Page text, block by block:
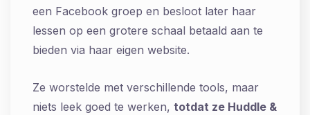
een Facebook groep en besloot later haar
lessen op een grotere schaal betaald aan te
bieden via haar eigen website.
Ze worstelde met verschillende tools, maar
niets leek goed te werken, totdat ze Huddle &